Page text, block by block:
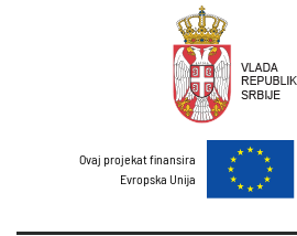
Ovaj projekat finansira
Evropska Unija